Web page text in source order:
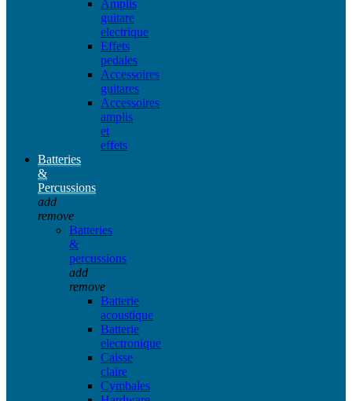
Amplis
guitare
electrique
Effets
pedales
Accessoires
guitares
Accessoires
amplis
et
effets
Batteries
&
Percussions
add
remove
Batteries
&
percussions
add
remove
Batterie
acoustique
Batterie
electronique
Caisse
claire
Cymbales